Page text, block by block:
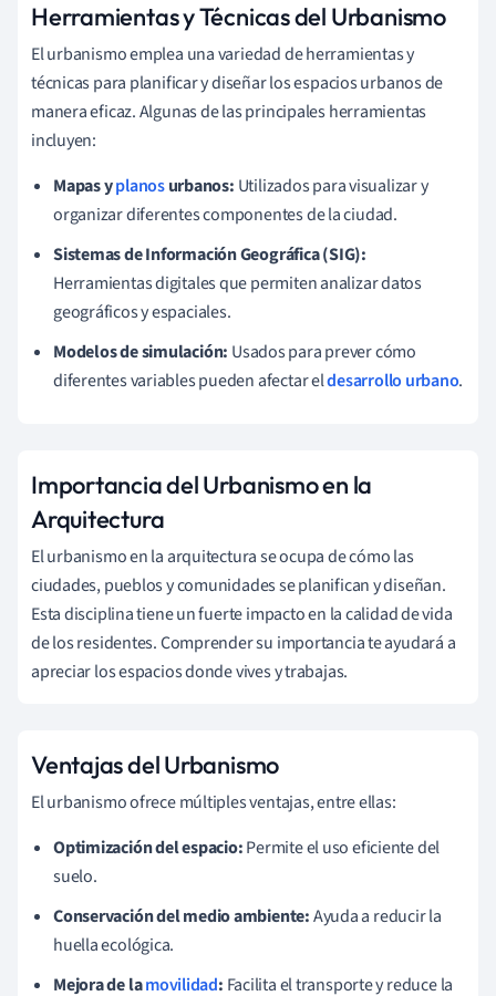
Herramientas y Técnicas del Urbanismo
El urbanismo emplea una variedad de herramientas y
técnicas para planificar y diseñar los espacios urbanos de
manera eficaz. Algunas de las principales herramientas
incluyen:
Mapas yplanosurbanos: Utilizados para visualizar y
organizar diferentes componentes de la ciudad.
Sistemas de Información Geográfica (SIG):
Herramientas digitales que permiten analizar datos
geográficos y espaciales.
Modelos de simulación: Usados para prever cómo
diferentes variables pueden afectar eldesarrollo urbano.
Importancia del Urbanismo en la
Arquitectura
El urbanismo en la arquitectura se ocupa de cómo las
ciudades, pueblos y comunidades se planifican y diseñan.
Esta disciplina tiene un fuerte impacto en la calidad de vida
de los residentes. Comprender su importancia te ayudará a
apreciar los espacios donde vives y trabajas.
Ventajas del Urbanismo
El urbanismo ofrece múltiples ventajas, entre ellas:
Optimización del espacio:Permite el uso eficiente del
suelo.
Conservación del medio ambiente:Ayuda a reducir la
huella ecológica.
Mejora de lamovilidad: Facilita el transporte y reduce la